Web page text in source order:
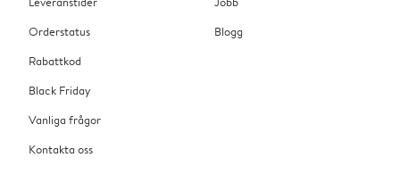
Orderstatus
Rabattkod
Black Friday
Vanliga frågor
Kontakta oss
Blogg